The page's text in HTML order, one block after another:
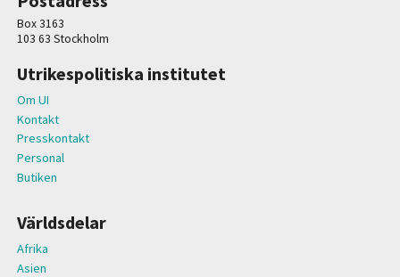
Box 3163
103 63 Stockholm
Utrikespolitiska institutet
Om UI
Kontakt
Presskontakt
Personal
Butiken
Världsdelar
Afrika
Asien